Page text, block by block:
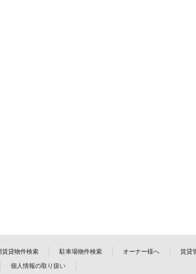
賃貸物件検索 駐車場物件検索 オーナー様へ 賃貸
個人情報の取り扱い